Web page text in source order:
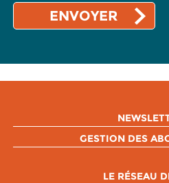
GESTION DES
LE RÉSEAU